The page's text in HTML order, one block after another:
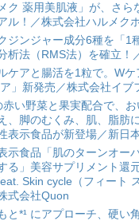
ク 薬用美肌液」が、さ
ル！／株式会社ハルメク
ジンジャー成分6種を「1
析法（RMS法）を確立！
ケアと腸活を1粒で。W
」新発売／株式会社イブ
赤い野菜と果実配合で、
、脚のむくみ、肌、脂肪
表示食品が新登場／新日
示食品「肌のターンオー
る」美容サプリメント還
Skin cycle（フィート
式会社Quon
と*¹ にアプローチ、硬い